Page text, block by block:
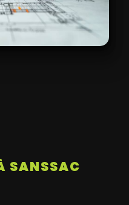
SANSSAC